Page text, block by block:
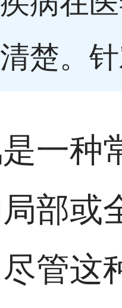
楚。
一种
部或
管这